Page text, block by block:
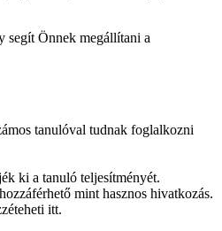
segít Önnek megállítani a